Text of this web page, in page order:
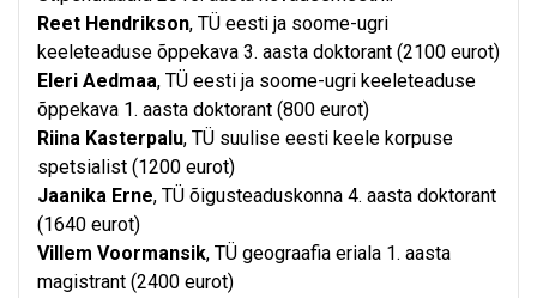
Reet Hendrikson, TÜ eesti ja soome-ugri
keeleteaduse õppekava 3. aasta doktorant (2100 eurot)
Eleri Aedmaa, TÜ eesti ja soome-ugri keeleteaduse
õppekava 1. aasta doktorant (800 eurot)
Riina Kasterpalu, TÜ suulise eesti keele korpuse
spetsialist (1200 eurot)
Jaanika Erne, TÜ õigusteaduskonna 4. aasta doktorant
(1640 eurot)
Villem Voormansik, TÜ geograafia eriala 1. aasta
magistrant (2400 eurot)